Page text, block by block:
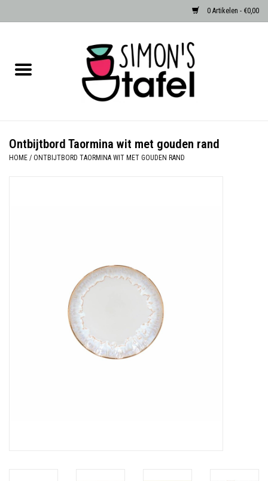
0 Artikelen - €0,00
Albast waxinehouders van Zenza
Ontbijtbord Taormina wit met gouden rand
HOME / ONTBIJTBORD TAORMINA WIT MET GOUDEN RAND